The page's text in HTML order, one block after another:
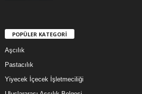
POPÜLER KATEGORİ
Aşcılık
Pastacılık
Yiyecek İçecek İşletmeciliği